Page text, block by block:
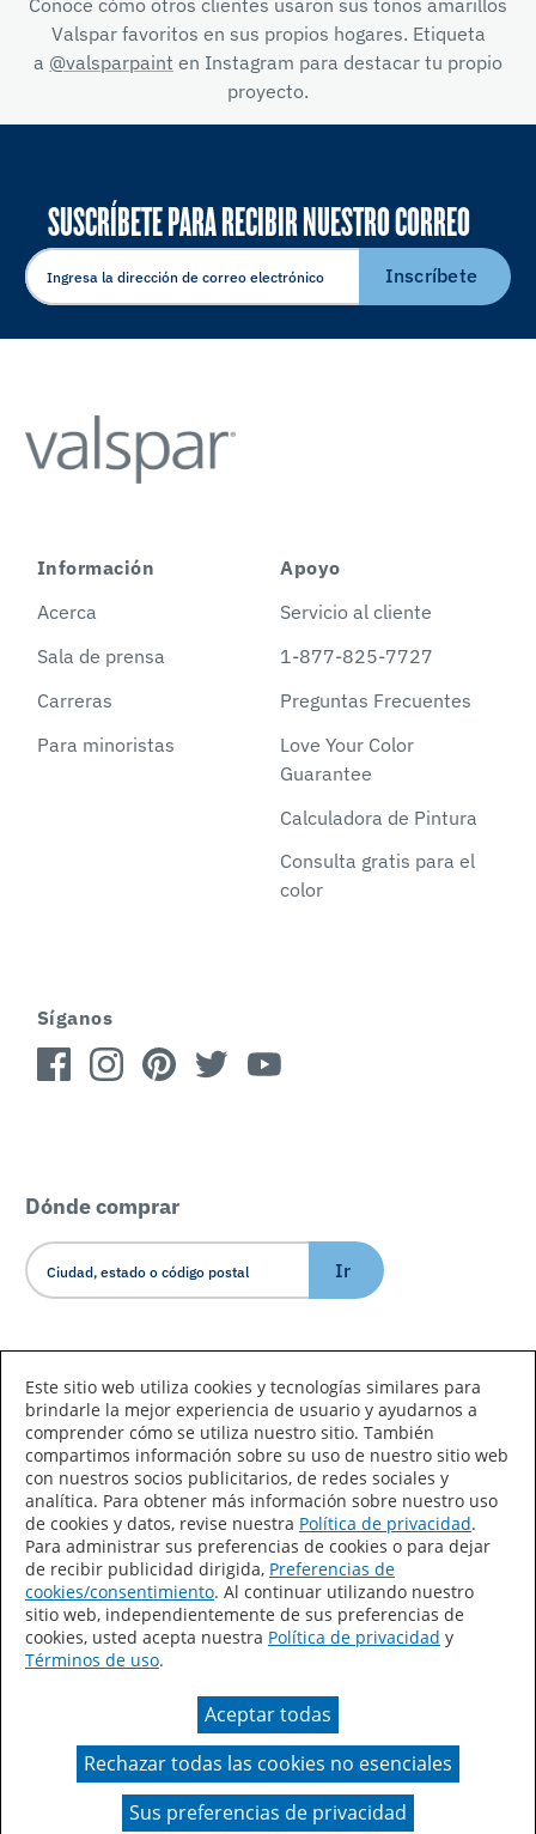
Valspar favoritos en sus propios hogares. Etiqueta
a @valsparpaint en Instagram para destacar tu propio
proyecto.
SUSCRÍBETE PARA RECIBIR NUESTRO CORREO
ELECTRÓNICO
Inscríbete
Información
Acerca
Sala de prensa
Carreras
Para minoristas
Apoyo
Servicio al cliente
1-877-825-7727
Preguntas Frecuentes
Love Your Color
Guarantee
Calculadora de Pintura
Consulta gratis para el
color
Síganos
Dónde comprar
Ir
Declaración de accesibilidad
Mapa del sitio
Términos de uso
Privacidad
Sus preferencias de privacidad
Ley de Cadenas de Suministro de California
Un color real puede variar en comparación con la
presentación en pantalla.
Este sitio web utiliza cookies y tecnologías similares para
brindarle la mejor experiencia de usuario y ayudarnos a
comprender cómo se utiliza nuestro sitio. También
compartimos información sobre su uso de nuestro sitio web
con nuestros socios publicitarios, de redes sociales y
analítica. Para obtener más información sobre nuestro uso
de cookies y datos, revise nuestra Política de privacidad.
Para administrar sus preferencias de cookies o para dejar
de recibir publicidad dirigida, Preferencias de
cookies/consentimiento. Al continuar utilizando nuestro
sitio web, independientemente de sus preferencias de
cookies, usted acepta nuestra Política de privacidad y
Términos de uso.
Aceptar todas
Rechazar todas las cookies no esenciales
Sus preferencias de privacidad